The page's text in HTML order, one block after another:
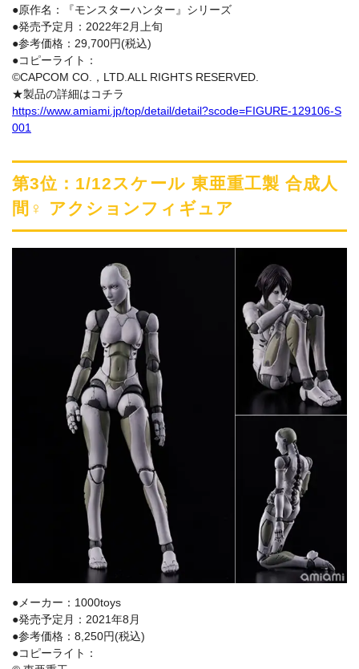
●原作名：『モンスターハンター』シリーズ
●発売予定月：2022年2月上旬
●参考価格：29,700円(税込)
●コピーライト：
©CAPCOM CO.，LTD.ALL RIGHTS RESERVED.
★製品の詳細はコチラ
https://www.amiami.jp/top/detail/detail?scode=FIGURE-129106-S
001
第3位：1/12スケール 東亜重工製 合成人
間♀ アクションフィギュア
●メーカー：1000toys
●発売予定月：2021年8月
●参考価格：8,250円(税込)
●コピーライト：